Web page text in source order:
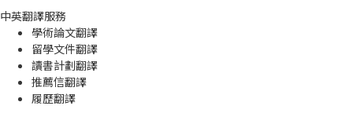
中英翻譯服務
學術論文翻譯
留學文件翻譯
讀書計劃翻譯
推薦信翻譯
履歷翻譯